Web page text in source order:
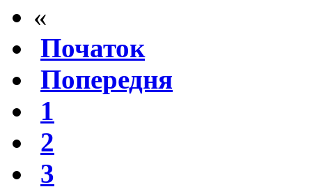
«
Початок
Попередня
1
2
3